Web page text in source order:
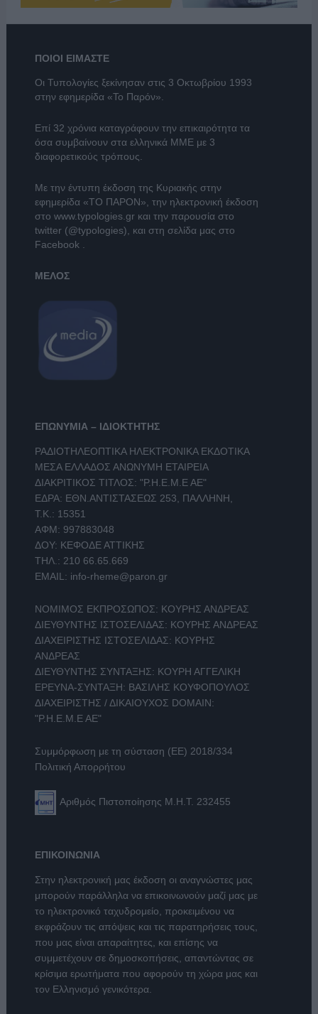
ΠΟΙΟΙ ΕΙΜΑΣΤΕ
Οι Τυπολογίες ξεκίνησαν στις 3 Οκτωβρίου 1993
στην εφημερίδα «Το Παρόν».
Επί 32 χρόνια καταγράφουν την επικαιρότητα τα
όσα συμβαίνουν στα ελληνικά ΜΜΕ με 3
διαφορετικούς τρόπους.
Με την έντυπη έκδοση της Κυριακής στην
εφημερίδα «ΤΟ ΠΑΡΟΝ», την ηλεκτρονική έκδοση
στο www.typologies.grκαι την παρουσία στο
twitter (@typologies), και στη σελίδα μας στο
Facebook .
ΜΕΛΟΣ
ΕΠΩΝΥΜΙΑ – ΙΔΙΟΚΤΗΤΗΣ
ΡΑΔΙΟΤΗΛΕΟΠΤΙΚΑ ΗΛΕΚΤΡΟΝΙΚΑ ΕΚΔΟΤΙΚΑ
ΜΕΣΑ ΕΛΛΑΔΟΣ ΑΝΩΝΥΜΗ ΕΤΑΙΡΕΙΑ
ΔΙΑΚΡΙΤΙΚΟΣ ΤΙΤΛΟΣ: "Ρ.Η.Ε.Μ.Ε ΑΕ"
ΕΔΡΑ: ΕΘΝ.ΑΝΤΙΣΤΑΣΕΩΣ 253, ΠΑΛΛΗΝΗ,
Τ.Κ.: 15351
ΑΦΜ: 997883048
ΔΟΥ: ΚΕΦΟΔΕ ΑΤΤΙΚΗΣ
ΤΗΛ.: 210 66.65.669
EMAIL: info-rheme@paron.gr
ΝΟΜΙΜΟΣ ΕΚΠΡΟΣΩΠΟΣ: ΚΟΥΡΗΣ ΑΝΔΡΕΑΣ
ΔΙΕΥΘΥΝΤΗΣ ΙΣΤΟΣΕΛΙΔΑΣ: ΚΟΥΡΗΣ ΑΝΔΡΕΑΣ
ΔΙΑΧΕΙΡΙΣΤΗΣ ΙΣΤΟΣΕΛΙΔΑΣ: ΚΟΥΡΗΣ
ΑΝΔΡΕΑΣ
ΔΙΕΥΘΥΝΤΗΣ ΣΥΝΤΑΞΗΣ: ΚΟΥΡΗ ΑΓΓΕΛΙΚΗ
ΕΡΕΥΝΑ-ΣΥΝΤΑΞΗ: ΒΑΣΙΛΗΣ ΚΟΥΦΟΠΟΥΛΟΣ
ΔΙΑΧΕΙΡΙΣΤΗΣ / ΔΙΚΑΙΟΥΧΟΣ DOMAIN:
"Ρ.Η.Ε.Μ.Ε ΑΕ"
Συμμόρφωση με τη σύσταση (ΕΕ) 2018/334
Πολιτική Απορρήτου
Αριθμός Πιστοποίησης Μ.Η.Τ. 232455
ΕΠΙΚΟΙΝΩΝΙΑ
Στην ηλεκτρονική μας έκδοση οι αναγνώστες μας
μπορούν παράλληλα να επικοινωνούν μαζί μας με
το ηλεκτρονικό ταχυδρομείο, προκειμένου να
εκφράζουν τις απόψεις και τις παρατηρήσεις τους,
που μας είναι απαραίτητες, και επίσης να
συμμετέχουν σε δημοσκοπήσεις, απαντώντας σε
κρίσιμα ερωτήματα που αφορούν τη χώρα μας και
τον Ελληνισμό γενικότερα.